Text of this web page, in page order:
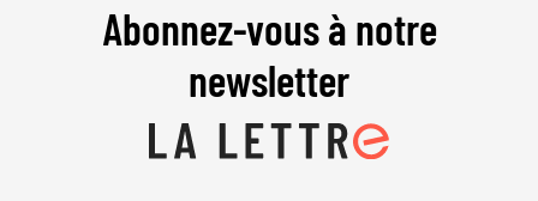
Abonnez-vous à notre
newsletter